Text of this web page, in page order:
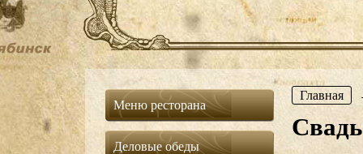
Меню ресторана
Деловые обеды
Главная